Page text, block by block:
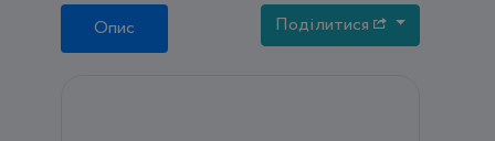
Опис Поділитися